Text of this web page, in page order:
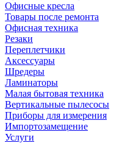
Офисные кресла
Товары после ремонта
Офисная техника
Резаки
Переплетчики
Аксессуары
Шредеры
Ламинаторы
Малая бытовая техника
Вертикальные пылесосы
Приборы для измерения
Импортозамещение
Услуги